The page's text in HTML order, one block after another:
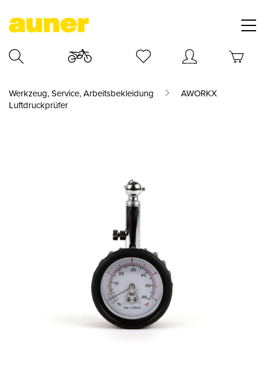
Werkzeug, Service, Arbeitsbekleidung
AWORKX
Luftdruckprüfer